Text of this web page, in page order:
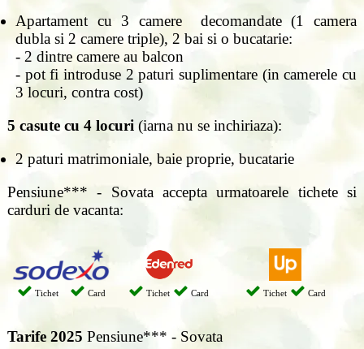
Apartament cu 3 camere decomandate (1 camera
dubla si 2 camere triple), 2 bai si o bucatarie:
- 2 dintre camere au balcon
- pot fi introduse 2 paturi suplimentare (in camerele cu
3 locuri, contra cost)
5 casute cu 4 locuri (iarna nu se inchiriaza):
2 paturi matrimoniale, baie proprie, bucatarie
Pensiune*** - Sovata accepta urmatoarele tichete si
carduri de vacanta:
Tichet Card Tichet Card Tichet Card
Tarife 2025 Pensiune*** - Sovata